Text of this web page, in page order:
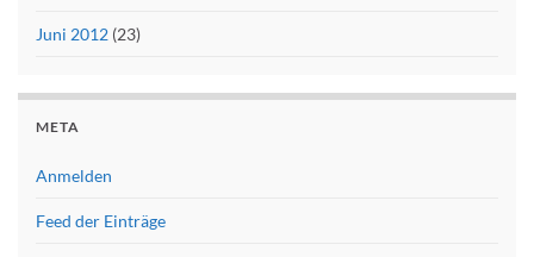
Juni 2012 (23)
META
Anmelden
Feed der Einträge